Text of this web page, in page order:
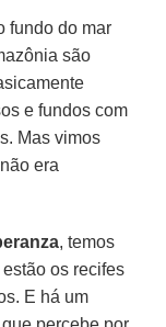
fundo do mar
são
e fundos com
Mas vimos
era
, temos
os recifes
E há um